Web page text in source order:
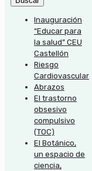
Inauguración
“Educar para
la salud” CEU
Castellón
Riesgo
Cardiovascular
Abrazos
El trastorno
obsesivo
compulsivo
(TOC)
El Botánico,
un espacio de
ciencia,